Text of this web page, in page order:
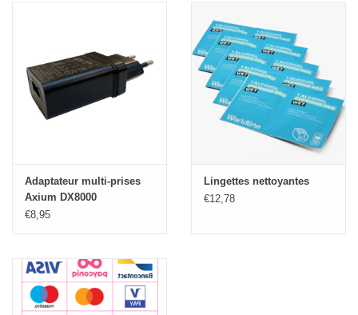
Adaptateur multi-prises
Axium DX8000
€8,95
Lingettes nettoyantes
€12,78